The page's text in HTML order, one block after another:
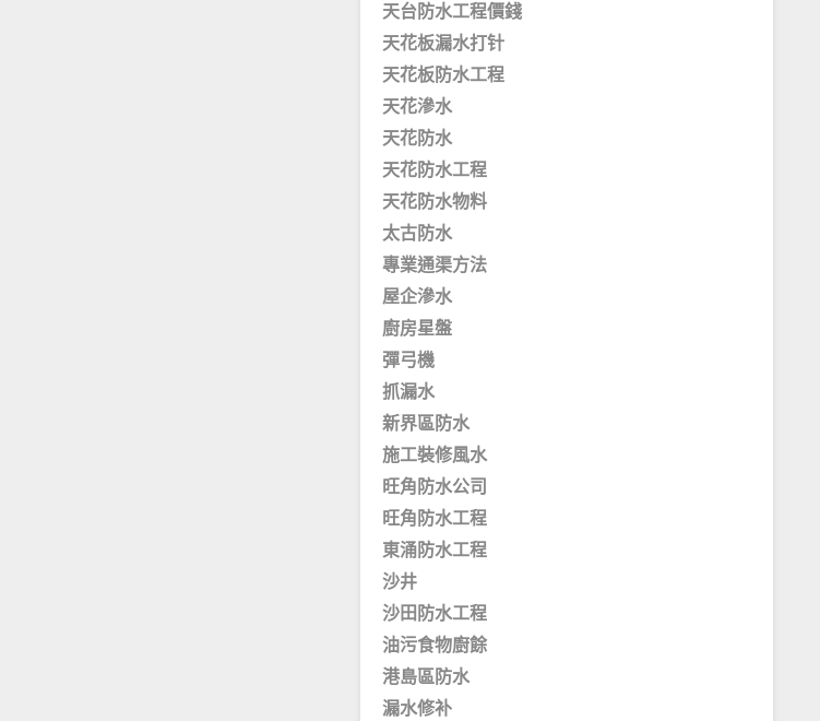
天台防水工程價錢
天花板漏水打针
天花板防水工程
天花滲水
天花防水
天花防水工程
天花防水物料
太古防水
專業通渠方法
屋企滲水
廚房星盤
彈弓機
抓漏水
新界區防水
施工裝修風水
旺角防水公司
旺角防水工程
東涌防水工程
沙井
沙田防水工程
油污食物廚餘
港島區防水
漏水修补